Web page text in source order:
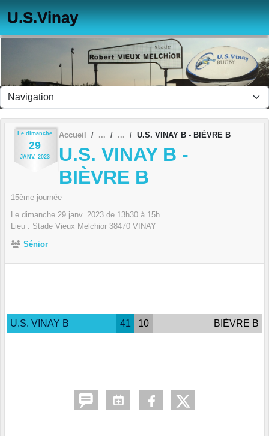
U.S.Vinay
Le dimanche
29
JANV. 2023
Accueil U.S. VINAY B - BIÈVRE B
U.S. VINAY B -
BIÈVRE B
15ème journée
Le dimanche 29 janv. 2023 de 13h30 à 15h
Lieu : Stade Vieux Melchior 38470 VINAY
Sénior
U.S. VINAY B 41 10 BIÈVRE B